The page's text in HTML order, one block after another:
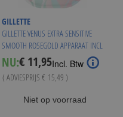
GILLETTE
GILLETTE VENUS EXTRA SENSITIVE
SMOOTH ROSEGOLD APPARAAT INCL
1 MESJE
NU:Special
Price
€ 11,95Incl. Btw
( ADVIESPRIJS € 15,49 )
Niet op voorraad